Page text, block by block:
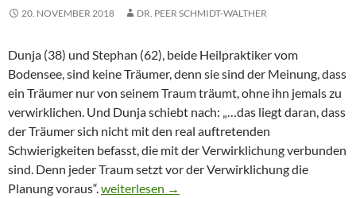
20. NOVEMBER 2018 DR. PEER SCHMIDT-WALTHER
Dunja (38) und Stephan (62), beide Heilpraktiker vom
Bodensee, sind keine Träumer, denn sie sind der Meinung, dass
ein Träumer nur von seinem Traum träumt, ohne ihn jemals zu
verwirklichen. Und Dunja schiebt nach: „…das liegt daran, dass
der Träumer sich nicht mit den real auftretenden
Schwierigkeiten befasst, die mit der Verwirklichung verbunden
sind. Denn jeder Traum setzt vor der Verwirklichung die
Planung voraus“.Bootsnomaden überwintern am Sund
weiterlesen →